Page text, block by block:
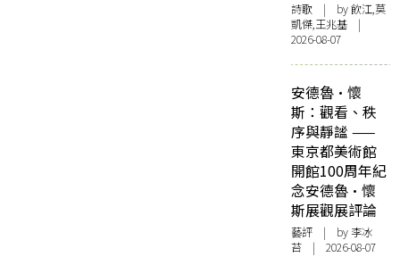
詩歌 | by 飲江,莫
凱傑,王兆基 |
2026-08-07
安德魯·懷
斯：觀看、秩
序與靜謐 ——
東京都美術館
開館100周年紀
念安德魯·懷
斯展觀展評論
藝評 | by 李冰
苔 | 2026-08-07